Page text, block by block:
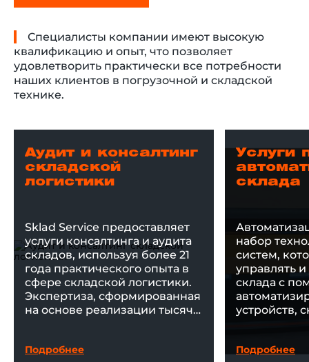
Специалисты компании имеют высокую
квалификацию и опыт, что позволяет
удовлетворить практически все потребности
наших клиентов в погрузочной и складской
технике.
Аудит и консалтинг
складской
логистики
Sklad Service предоставляет
услуги консалтинга и аудита
складов, используя более 21
года практического опыта в
сфере складской логистики.
Экспертиза, сформированная
на основе реализации тысяч
оптимизации складских
Подробнее
Услуги
склада
набор
систем,
управлять
склада с
устройств,
Подробнее